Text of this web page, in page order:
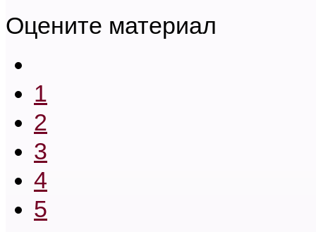
Оцените материал
1
2
3
4
5